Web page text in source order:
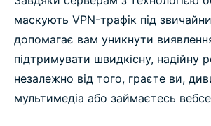
маскують VPN-трафік під
допомагає вам уникнути
підтримувати швидкісну, надійну
незалежно від того, граєте ви,
мультимедіа або займаєтесь